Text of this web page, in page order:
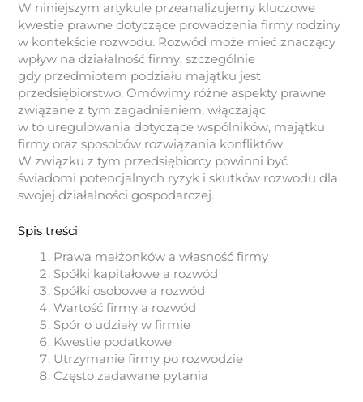
W niniejszym artykule przeanalizujemy kluczowe
kwestie prawne dotyczące prowadzenia firmy rodziny
w kontekście rozwodu. Rozwód może mieć znaczący
wpływ na działalność firmy, szczególnie
gdy przedmiotem podziału majątku jest
przedsiębiorstwo. Omówimy różne aspekty prawne
związane z tym zagadnieniem, włączając
w to uregulowania dotyczące wspólników, majątku
firmy oraz sposobów rozwiązania konfliktów.
W związku z tym przedsiębiorcy powinni być
świadomi potencjalnych ryzyk i skutków rozwodu dla
swojej działalności gospodarczej.
Spis treści
Prawa małżonków a własność firmy
Spółki kapitałowe a rozwód
Spółki osobowe a rozwód
Wartość firmy a rozwód
Spór o udziały w firmie
Kwestie podatkowe
Utrzymanie firmy po rozwodzie
Często zadawane pytania